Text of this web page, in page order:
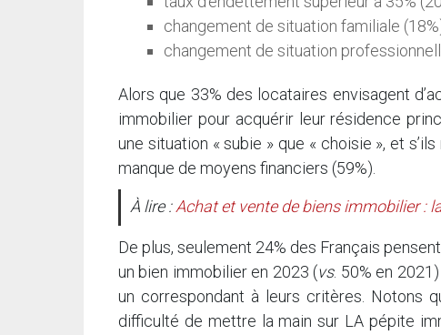
changement de situation familiale
changement de situation
Alors que 33% des locataires envisagent
immobilier pour acquérir leur résidence
une situation « subie » que « choisie », et
manque de moyens financiers (59%).
À lire :Achat et vente de biens immobilier :
De plus, seulement 24% des Français
un bien immobilier en 2023 (vs. 50% en
un correspondant à leurs critères. Notons
difficulté de mettre la main sur LA pépite